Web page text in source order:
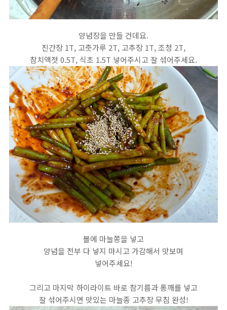
양념장을 만들 건데요.
진간장 1T, 고춧가루 2T, 고추장 1T, 조청 2T,
참치액젓 0.5T, 식초 1.5T 넣어주시고 잘 섞어주세요.
볼에 마늘쫑을 넣고
양념을 전부 다 넣지 마시고 가감해서 맛보며
넣어주세요!
그리고 마지막 하이라이트 바로 참기름과 통깨를 넣고
잘 섞어주시면 맛있는 마늘종 고추장 무침 완성!